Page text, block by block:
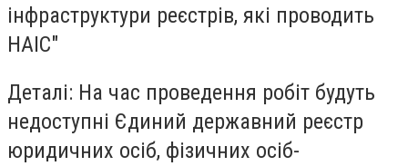
інфраструктури реєстрів, які проводить
НАІС"
Деталі: На час проведення робіт будуть
недоступні Єдиний державний реєстр
юридичних осіб, фізичних осіб-